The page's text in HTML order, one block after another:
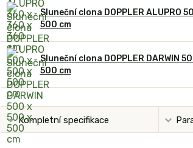
Sluneční clona DOPPLER ALUPRO
500 cm
Sluneční clona DOPPLER DARWIN
500 cm
Kompletní specifikace